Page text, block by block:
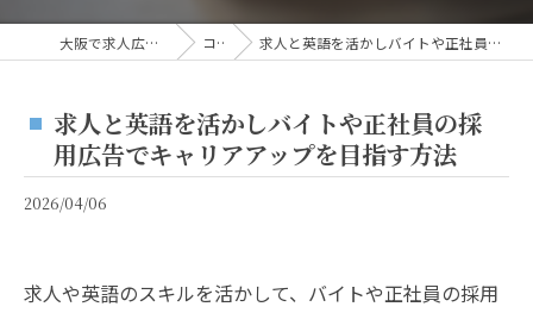
大阪で求人広告なら株式会社AOA コラム 求人と英語を活かしバイトや正社員の採用広告でキャリアアップを目指す方法
求人と英語を活かしバイトや正社員の採
用広告でキャリアアップを目指す方法
2026/04/06
求人や英語のスキルを活かして、バイトや正社員の採用